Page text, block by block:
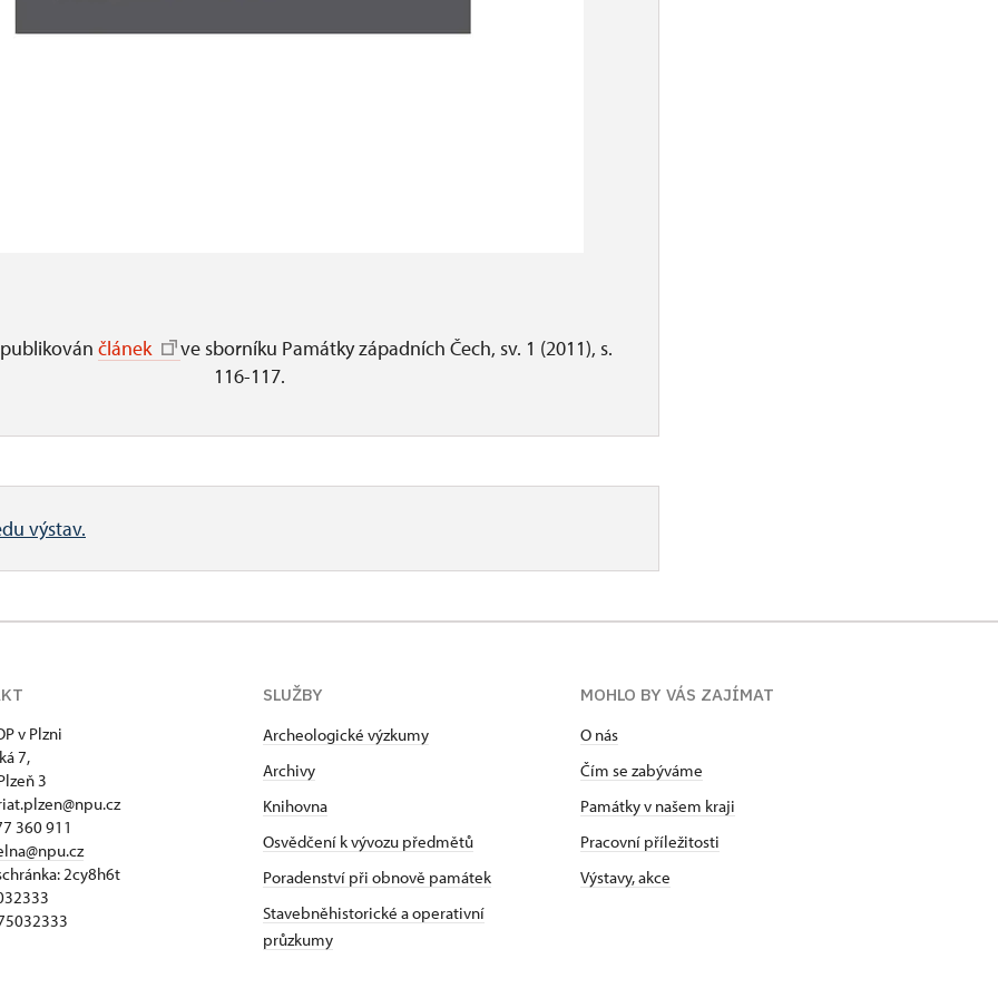
článek
ve sborníku Památky západních Čech, sv. 1 (2011), s.
116-117.
výstav.
v Plzni
7,
3
360 911
2cy8h6t​
SLUŽBY
Archeologické výzkumy
Archivy
Knihovna
Osvědčení k vývozu předmětů
Poradenství při obnově památek
Stavebněhistorické a operativní
průzkumy
MOHLO BY VÁS ZAJÍMAT
O nás
Čím se zabýváme
Památky v našem kraji
Pracovní příležitosti
Výstavy, akce